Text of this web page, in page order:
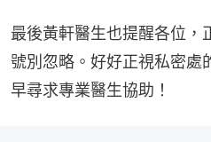
最後黃軒醫生也提醒各位，
號別忽略。好好正視私密處
早尋求專業醫生協助！